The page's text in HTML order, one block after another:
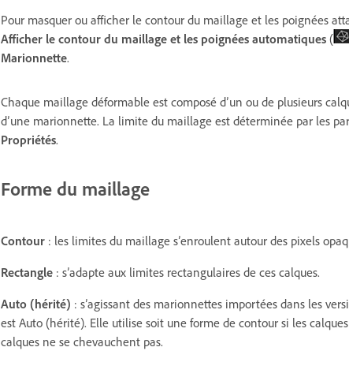
Pour masquer ou afficher le contour du maillage et les poignées
Afficher le contour du maillage et les poignées automatiques (
Marionnette.
Chaque maillage déformable est composé d’un ou de plusieurs
d’une marionnette. La limite du maillage est déterminée par les
Propriétés.
Forme du maillage
Contour : les limites du maillage s’enroulent autour des pixels
Rectangle : s’adapte aux limites rectangulaires de ces calques.
Auto (hérité) : s’agissant des marionnettes importées dans les
est Auto (hérité). Elle utilise soit une forme de contour si les
calques ne se chevauchent pas.